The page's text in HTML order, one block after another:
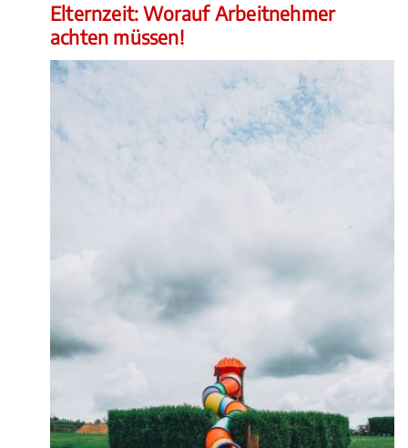
Elternzeit: Worauf Arbeitnehmer
achten müssen!